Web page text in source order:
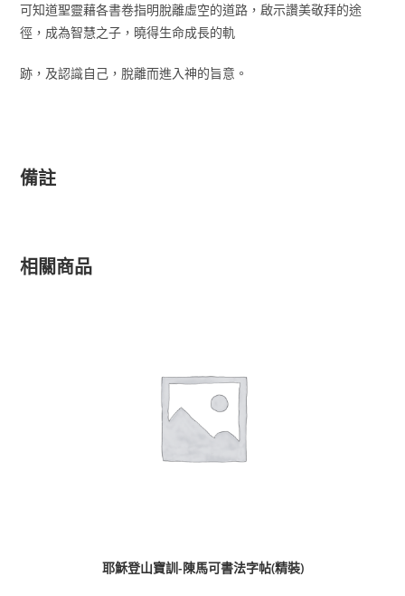
可知道聖靈藉各書卷指明脫離虛空的道路，啟示讚美敬拜的途
徑，成為智慧之子，曉得生命成長的軌
跡，及認識自己，脫離而進入神的旨意。
備註
相關商品
耶穌登山寶訓-陳馬可書法字帖(精裝)